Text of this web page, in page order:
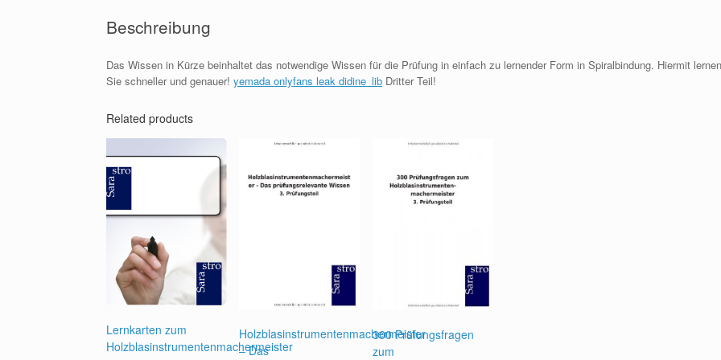
Beschreibung
Das Wissen in Kürze beinhaltet das notwendige Wissen für die Prüfung in einfach zu lernender Form in Spiralbindung. Hiermit lernen
Sie schneller und genauer! yemada onlyfans leak didine_lib Dritter Teil!
Related products
Lernkarten zum
Holzblasinstrumentenmachermeister
Holzblasinstrumentenmachermeister
– Das
300 Prüfungsfragen
zum